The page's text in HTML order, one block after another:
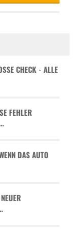
CHECK - ALLE D
FEHLER
DAS AUTO